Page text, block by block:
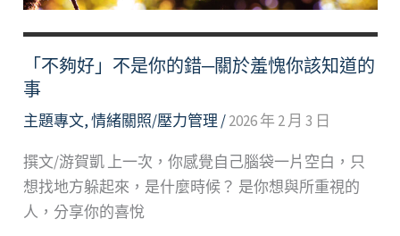
「不夠好」不是你的錯─關於羞愧你該知道的
事
主題專文,情緒關照/壓力管理 /2026 年 2 月 3 日
撰文/游賀凱 上一次，你感覺自己腦袋一片空白，只
想找地方躲起來，是什麼時候？ 是你想與所重視的
人，分享你的喜悅